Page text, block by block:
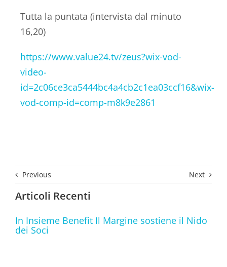
Tutta la puntata (intervista dal minuto
16,20)
https://www.value24.tv/zeus?wix-vod-
video-
id=2c06ce3ca5444bc4a4cb2c1ea03ccf16&wix-
vod-comp-id=comp-m8k9e2861
Previous Next
Articoli Recenti
In Insieme Benefit Il Margine sostiene il Nido
dei Soci